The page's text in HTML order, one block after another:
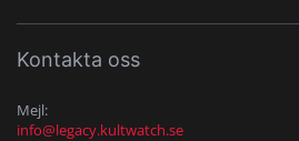
Kontakta oss
Mejl:
info@legacy.kultwatch.se